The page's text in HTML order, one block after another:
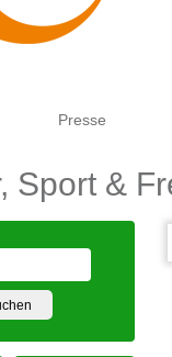
Presse
Sport &